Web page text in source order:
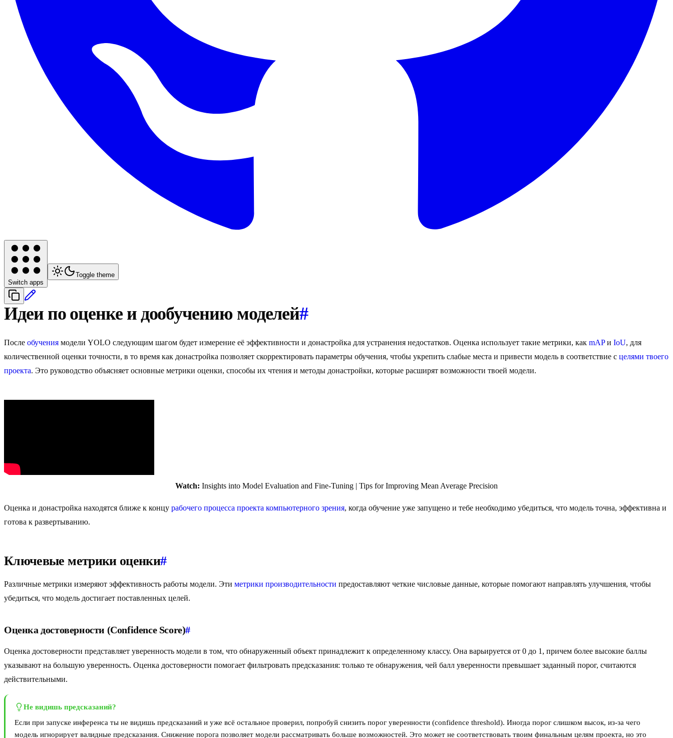
Switch apps
Toggle theme
Идеи по оценке и дообучению моделей#
После обучения модели YOLO следующим шагом будет измерение её эффективности и донастройка для устранения недостатков. Оценка использует такие метрики, как mAPи IoU, для
количественной оценки точности, в то время как донастройка позволяет скорректировать параметры обучения, чтобы укрепить слабые места и привести модель в соответствие с целями твоего
проекта. Это руководство объясняет основные метрики оценки, способы их чтения и методы донастройки, которые расширят возможности твоей модели.
Watch: Insights into Model Evaluation and Fine-Tuning | Tips for Improving Mean Average Precision
Оценка и донастройка находятся ближе к концу рабочего процесса проекта компьютерного зрения, когда обучение уже запущено и тебе необходимо убедиться, что модель точна, эффективна и
готова к развертыванию.
Ключевые метрики оценки#
Различные метрики измеряют эффективность работы модели. Эти метрики производительности предоставляют четкие числовые данные, которые помогают направлять улучшения, чтобы
убедиться, что модель достигает поставленных целей.
Оценка достоверности (Confidence Score)#
Оценка достоверности представляет уверенность модели в том, что обнаруженный объект принадлежит к определенному классу. Она варьируется от 0 до 1, причем более высокие баллы
указывают на большую уверенность. Оценка достоверности помогает фильтровать предсказания: только те обнаружения, чей балл уверенности превышает заданный порог, считаются
действительными.
Не видишь предсказаний?
Если при запуске инференса ты не видишь предсказаний и уже всё остальное проверил, попробуй снизить порог уверенности (confidence threshold). Иногда порог слишком высок, из-за чего
модель игнорирует валидные предсказания. Снижение порога позволяет модели рассматривать больше возможностей. Это может не соответствовать твоим финальным целям проекта, но это